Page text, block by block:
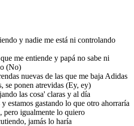
y nadie me está ni controlando
me entiende y papá no sabe ni
(No)
nuevas de las que me baja Adidas
se ponen atrevidas (Ey, ey)
las cosa' claras y al día
estamos gastando lo que otro ahorraría
pero igualmente lo quiero
jamás lo haría